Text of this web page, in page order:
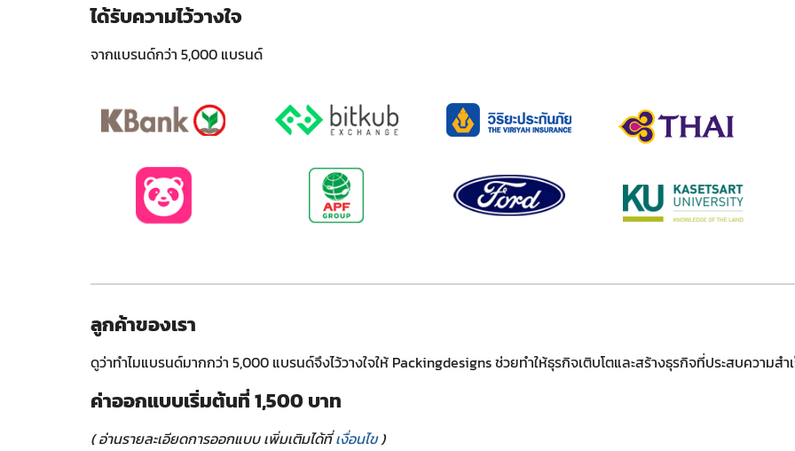
ได้รับความไว้วางใจ
จากแบรนด์กว่า 5,000 แบรนด์
ลูกค้าของเรา
ดูว่าทำไมแบรนด์มากกว่า 5,000 แบรนด์จึงไว้วางใจให้ Packingdesigns ช่วยทำให้ธุรกิจเติบโตและสร้างธุรกิจที่ประสบความสำ
ค่าออกแบบเริ่มต้นที่ 1,500 บาท
( อ่านรายละเอียดการออกแบบ เพิ่มเติมได้ที่เงื่อนไข)